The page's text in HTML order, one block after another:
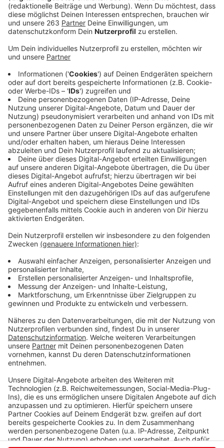
Ein inhabergeführtes Familienunternehmen aus
Netphen sucht einenBerufskraftfahrer (m/w/d)
für den Nahverkehr mit Lagertätigkeiten.
In Siegen braucht ein Behälter- und
Apparatebauunternehmen einen
Schlosser /
Zusammenbauer (m/w/d) auf Teilzeitbasis und
einenSchweißer (m/w/d)mit Kenntnissen der
Schweißverfahren MIG, MAG und WIG.
Ein Elektrobetrieb in Geisweid will einen
Elektroinstallateur als Kundendienstmonteur
(m/w/d)einstellen.
Eine Praxis für Nuklearmedizin im Raum Burbach
sucht für die BefundungVerstärkungin Vollzeit,
Teilzeit oder auf Mini-Job-Basis.
In Bad Laasphe braucht ein Friseursalon eine
Friseurin (m/w/d)in Vollzeit oder in Teilzeit nach
Vereinbarung.
Eine Apotheke in Siegen-Mitte will eine
Computer-affineBürokraftin Teilzeit oder Vollzeit
(mind. 30 Stunden / Woche) einstellen.
Auskunft zu den Angeboten gibt die Agentur für
Arbeit in Siegen, telefonisch montags bis freitags
ist kostenfrei).
Anzeige
Anzeige